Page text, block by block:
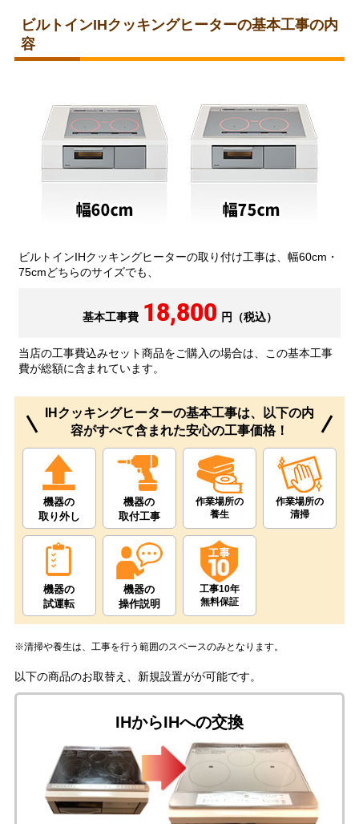
ビルトインIHクッキングヒーターの基本工事の内
容
ビルトインIHクッキングヒーターの取り付け工事は、幅60cm・
75cmどちらのサイズでも、
基本工事費 18,800 円（税込）
当店の工事費込みセット商品をご購入の場合は、この基本工事
費が総額に含まれています。
IHクッキングヒーターの基本工事は、以下の内
容がすべて含まれた安心の工事価格！
機器の
取り外し
機器の
取付工事
作業場所の
養生
作業場所の
清掃
機器の
試運転
機器の
操作説明
工事10年
無料保証
※清掃や養生は、工事を行う範囲のスペースのみとなります。
以下の商品のお取替え、新規設置がが可能です。
IHからIHへの交換